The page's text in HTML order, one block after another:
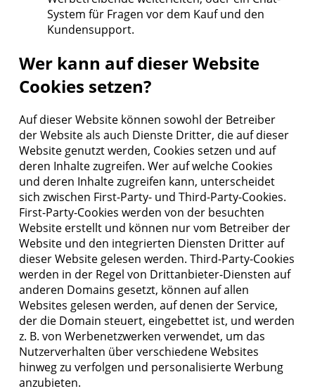
System für Fragen vor dem Kauf und den
Kundensupport.
Wer kann auf dieser Website
Cookies setzen?
Auf dieser Website können sowohl der Betreiber
der Website als auch Dienste Dritter, die auf dieser
Website genutzt werden, Cookies setzen und auf
deren Inhalte zugreifen. Wer auf welche Cookies
und deren Inhalte zugreifen kann, unterscheidet
sich zwischen First-Party- und Third-Party-Cookies.
First-Party-Cookies werden von der besuchten
Website erstellt und können nur vom Betreiber der
Website und den integrierten Diensten Dritter auf
dieser Website gelesen werden. Third-Party-Cookies
werden in der Regel von Drittanbieter-Diensten auf
anderen Domains gesetzt, können auf allen
Websites gelesen werden, auf denen der Service,
der die Domain steuert, eingebettet ist, und werden
z. B. von Werbenetzwerken verwendet, um das
Nutzerverhalten über verschiedene Websites
hinweg zu verfolgen und personalisierte Werbung
anzubieten.